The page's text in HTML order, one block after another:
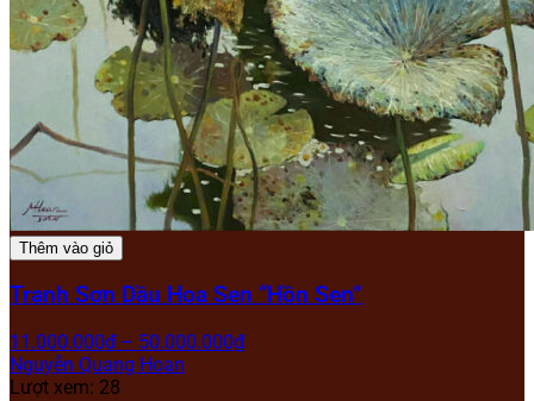
Thêm vào giỏ
Tranh Sơn Dầu Hoa Sen “Hồn Sen”
11.000.000₫ – 50.000.000₫
Nguyễn Quang Hoan
Lượt xem: 28